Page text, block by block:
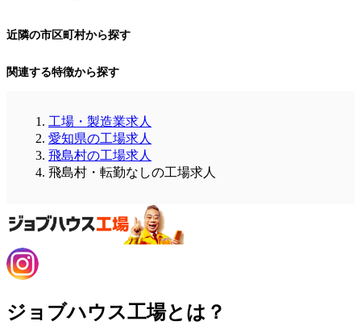
近隣の市区町村から探す
関連する特徴から探す
工場・製造業求人
愛知県の工場求人
飛島村の工場求人
飛島村・転勤なしの工場求人
ジョブハウス工場とは？